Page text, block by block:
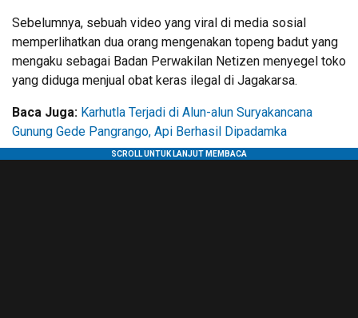
Sebelumnya, sebuah video yang viral di media sosial
memperlihatkan dua orang mengenakan topeng badut yang
mengaku sebagai Badan Perwakilan Netizen menyegel toko
yang diduga menjual obat keras ilegal di Jagakarsa.
Baca Juga: Karhutla Terjadi di Alun-alun Suryakancana
Gunung Gede Pangrango, Api Berhasil Dipadamka